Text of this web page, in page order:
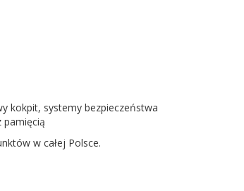
kokpit, systemy bezpieczeństwa
pamięcią
w całej Polsce.